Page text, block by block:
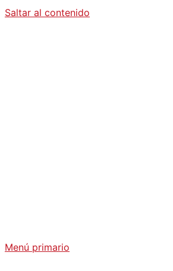
Saltar al contenido
Menú primario